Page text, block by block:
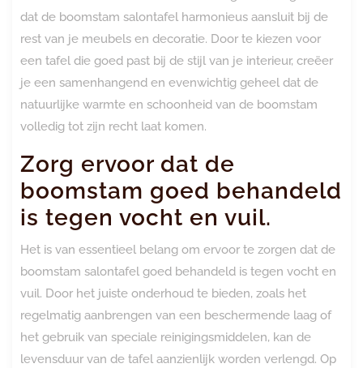
dat de boomstam salontafel harmonieus aansluit bij de
rest van je meubels en decoratie. Door te kiezen voor
een tafel die goed past bij de stijl van je interieur, creëer
je een samenhangend en evenwichtig geheel dat de
natuurlijke warmte en schoonheid van de boomstam
volledig tot zijn recht laat komen.
Zorg ervoor dat de
boomstam goed behandeld
is tegen vocht en vuil.
Het is van essentieel belang om ervoor te zorgen dat de
boomstam salontafel goed behandeld is tegen vocht en
vuil. Door het juiste onderhoud te bieden, zoals het
regelmatig aanbrengen van een beschermende laag of
het gebruik van speciale reinigingsmiddelen, kan de
levensduur van de tafel aanzienlijk worden verlengd. Op